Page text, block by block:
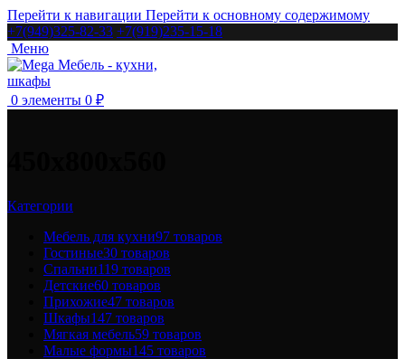
Перейти к навигации Перейти к основному содержимому
+7(949)325-82-33 +7(919)235-15-18
Меню
0 элементы 0 ₽
Категории
Мебель для кухни97 товаров
Гостиные30 товаров
Спальни119 товаров
Детские60 товаров
Прихожие47 товаров
Шкафы147 товаров
Мягкая мебель59 товаров
Малые формы145 товаров